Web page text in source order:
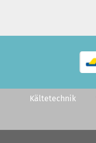
Kältetechnik